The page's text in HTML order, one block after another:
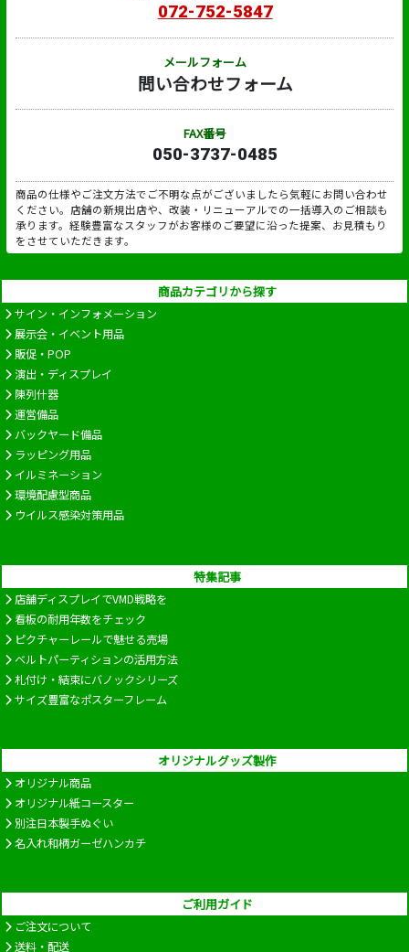
072-752-5847
メールフォーム
問い合わせフォーム
FAX番号
050-3737-0485
商品の仕様やご注文方法でご不明な点がございましたら気軽にお問い合わせ
ください。店舗の新規出店や、改装・リニューアルでの一括導入のご相談も
承ります。経験豊富なスタッフがお客様のご要望に沿った提案、お見積もり
をさせていただきます。
商品カテゴリから探す
サイン・インフォメーション
展示会・イベント用品
販促・POP
演出・ディスプレイ
陳列什器
運営備品
バックヤード備品
ラッピング用品
イルミネーション
環境配慮型商品
ウイルス感染対策用品
特集記事
店舗ディスプレイでVMD戦略を
看板の耐用年数をチェック
ピクチャーレールで魅せる売場
ベルトパーティションの活用方法
札付け・結束にバノックシリーズ
サイズ豊富なポスターフレーム
オリジナルグッズ製作
オリジナル商品
オリジナル紙コースター
別注日本製手ぬぐい
名入れ和柄ガーゼハンカチ
ご利用ガイド
ご注文について
送料・配送